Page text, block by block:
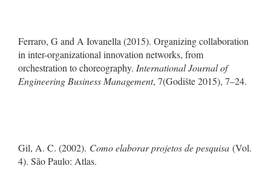
Ferraro, G and A Iovanella (2015). Organizing collaboration
in inter-organizational innovation networks, from
orchestration to choreography. International Journal of
Engineering Business Management, 7(Godište 2015), 7–24.
Gil, A. C. (2002). Como elaborar projetos de pesquisa (Vol.
4). São Paulo: Atlas.